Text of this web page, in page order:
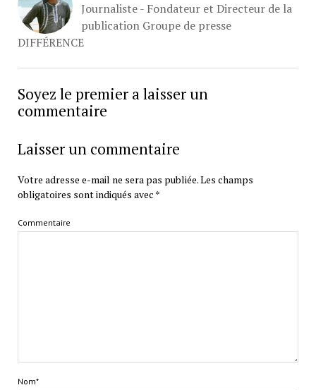
Journaliste - Fondateur et Directeur de la
publication Groupe de presse
DIFFÉRENCE
Soyez le premier a laisser un
commentaire
Laisser un commentaire
Votre adresse e-mail ne sera pas publiée.Les champs
obligatoires sont indiqués avec *
Commentaire
Nom*